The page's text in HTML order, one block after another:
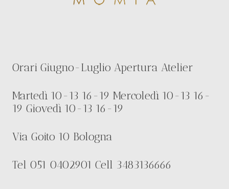
Orari Giugno-Luglio Apertura Atelier
Martedì 10-13 16-19 Mercoledì 10-13 16-
19 Giovedì 10-13 16-19
Via Goito 10 Bologna
Tel 051 0402901 Cell 3483136666